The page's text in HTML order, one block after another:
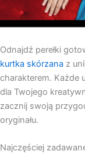
Odnajdź perełki
kurtka skórzana z
charakterem. Każde
dla Twojego
zacznij swoją
oryginału.
Najczęściej